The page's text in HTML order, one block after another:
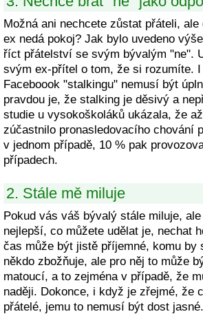
Možná ani nechcete zůstat přáteli,
ex nedá pokoj? Jak bylo uvedeno
říct přátelství se svým bývalým "ne".
svým ex-přítel o tom, že si rozumíte.
Faceboook "stalkingu" nemusí být
pravdou je, že stalking je děsivý a
studie u vysokoškoláků ukázala, že
zúčastnilo pronasledovacího chování
v jednom případě, 10 % pak
případech.
2. Stále mě miluje
Pokud vás váš bývalý stále miluje,
nejlepší, co můžete udělat je, nechat
čas může být jistě příjemné, komu by
někdo zbožňuje, ale pro něj to může
matoucí, a to zejména v případě, že
naději. Dokonce, i když je zřejmé, že
přátelé, jemu to nemusí být dost